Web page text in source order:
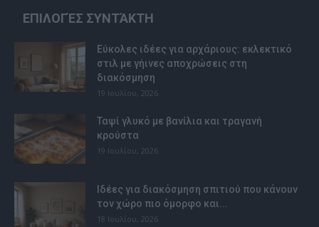
ΕΠΙΛΟΓΈΣ ΣΥΝΤΆΚΤΗ
Εύκολες ιδέες για αρχάριους: εκλεκτικό
στιλ με γήινες αποχρώσεις στη
διακόσμηση
19 Ιουλίου, 2026
Ταψί γλυκό με βανίλια και τραγανή
κρούστα
19 Ιουλίου, 2026
Ιδέες για διακόσμηση σπιτιού που κάνουν
τον χώρο πιο όμορφο και...
18 Ιουλίου, 2026